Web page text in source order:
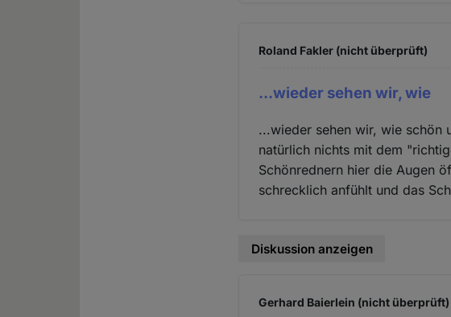
Roland Fakler (nicht überprüft)
...wieder sehen wir, wie
...wieder sehen wir, wie schön
natürlich nichts mit dem
Schönrednern hier die Augen
schrecklich anfühlt und das
Diskussion anzeigen
Gerhard Baierlein (nicht überprüft)